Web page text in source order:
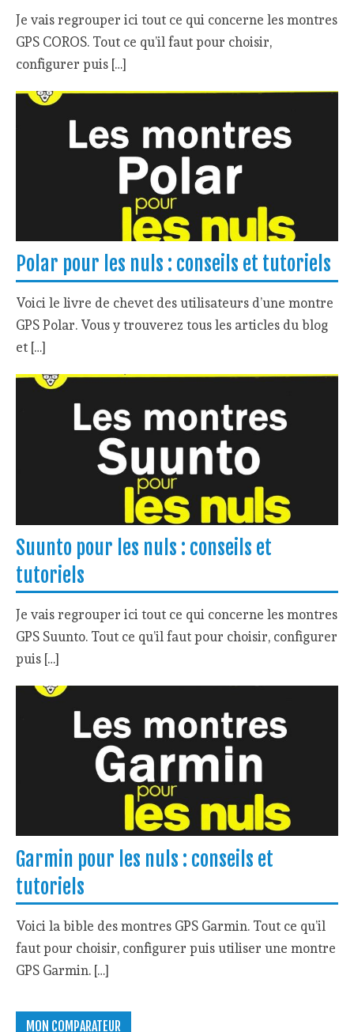
Je vais regrouper ici tout ce qui concerne les montres
GPS COROS. Tout ce qu’il faut pour choisir,
configurer puis […]
Polar pour les nuls : conseils et tutoriels
Voici le livre de chevet des utilisateurs d’une montre
GPS Polar. Vous y trouverez tous les articles du blog
et […]
Suunto pour les nuls : conseils et
tutoriels
Je vais regrouper ici tout ce qui concerne les montres
GPS Suunto. Tout ce qu’il faut pour choisir, configurer
puis […]
Garmin pour les nuls : conseils et
tutoriels
Voici la bible des montres GPS Garmin. Tout ce qu’il
faut pour choisir, configurer puis utiliser une montre
GPS Garmin. […]
MON COMPARATEUR